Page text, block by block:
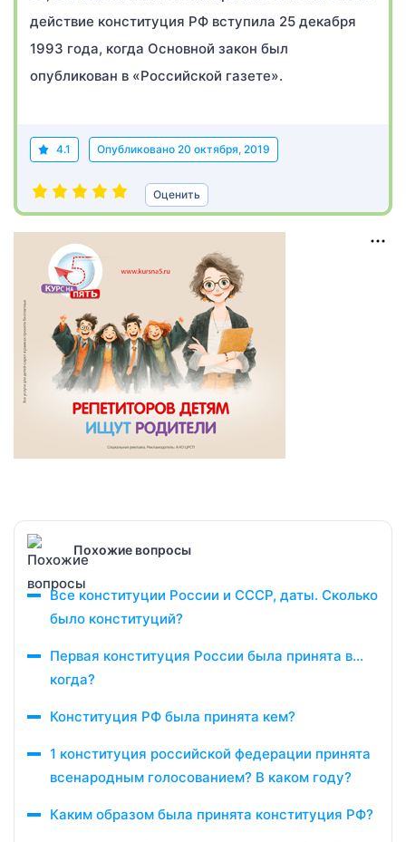
действие конституция РФ вступила 25 декабря
1993 года, когда Основной закон был
опубликован в «Российской газете».
4.1 Опубликовано 20 октября, 2019
Оценить
Похожие вопросы
Все конституции России и СССР, даты. Сколько
было конституций?
Первая конституция России была принята в…
когда?
Конституция РФ была принята кем?
1 конституция российской федерации принята
всенародным голосованием? В каком году?
Каким образом была принята конституция РФ?